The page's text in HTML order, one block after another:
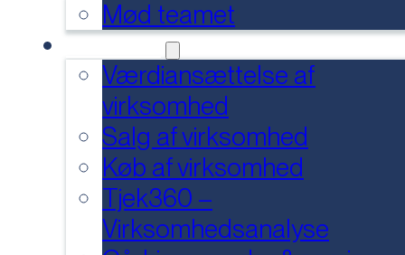
Mød teamet
Værdiansættelse af
virksomhed
Salg af virksomhed
Køb af virksomhed
Tjek360 –
Virksomhedsanalyse